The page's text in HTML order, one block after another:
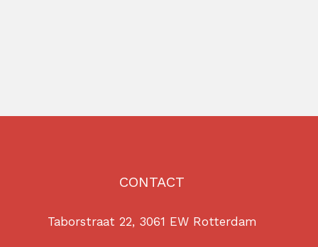
CONTACT
Taborstraat 22, 3061 EW Rotterdam